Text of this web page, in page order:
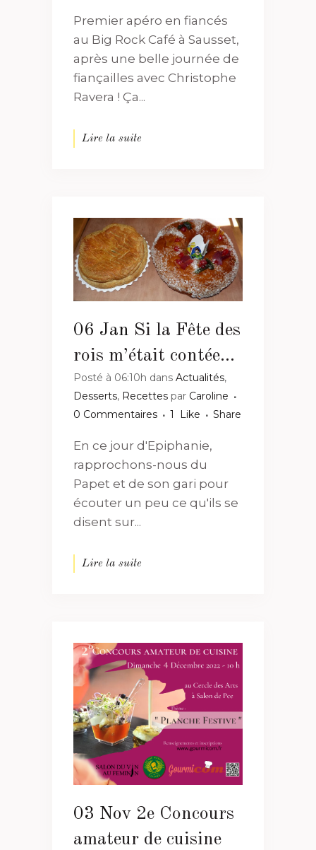
Premier apéro en fiancés
au Big Rock Café à Sausset,
après une belle journée de
fiançailles avec Christophe
Ravera ! Ça...
Lire la suite
06 Jan Si la Fête des
rois m’était contée…
Posté à 06:10h dans Actualités,
Desserts, Recettes par Caroline
0 Commentaires
1 Like Share
En ce jour d'Epiphanie,
rapprochons-nous du
Papet et de son gari pour
écouter un peu ce qu'ils se
disent sur...
Lire la suite
03 Nov 2e Concours
amateur de cuisine